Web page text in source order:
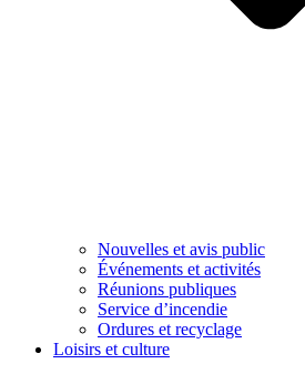
Nouvelles et avis public
Événements et activités
Réunions publiques
Service d’incendie
Ordures et recyclage
Loisirs et culture